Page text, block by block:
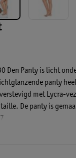
Den Panty is licht
panty
met Lycra-
De panty is